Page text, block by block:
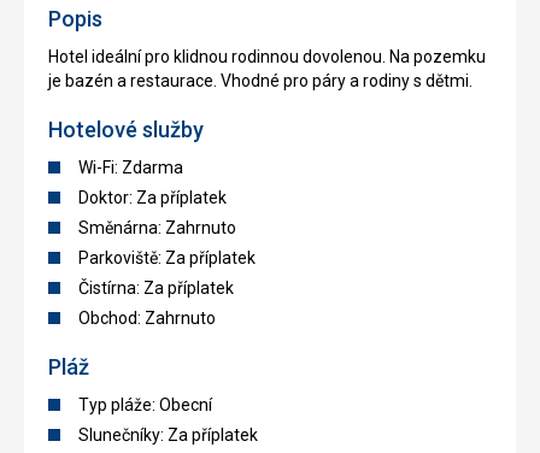
Popis
Hotel ideální pro klidnou rodinnou dovolenou. Na pozemku
je bazén a restaurace. Vhodné pro páry a rodiny s dětmi.
Hotelové služby
Wi-Fi: Zdarma
Doktor: Za příplatek
Směnárna: Zahrnuto
Parkoviště: Za příplatek
Čistírna: Za příplatek
Obchod: Zahrnuto
Pláž
Typ pláže: Obecní
Slunečníky: Za příplatek